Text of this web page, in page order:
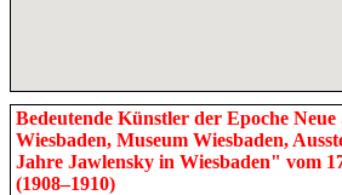
Bedeutende Künstler der Epoche
Wiesbaden, Museum Wiesbaden,
Jahre Jawlensky in Wiesbaden" vom
(1908–1910)